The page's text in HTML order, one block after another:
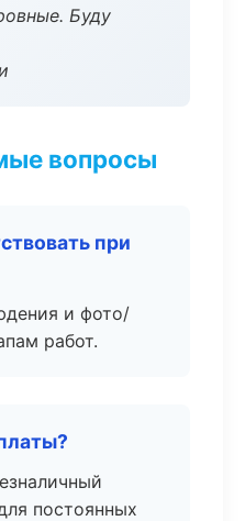
Буду
вопросы
при
и фото/
работ.
постоянных